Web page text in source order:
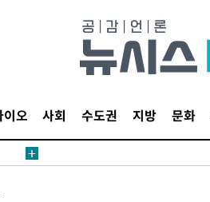
오 사회 수도권 지방 문화